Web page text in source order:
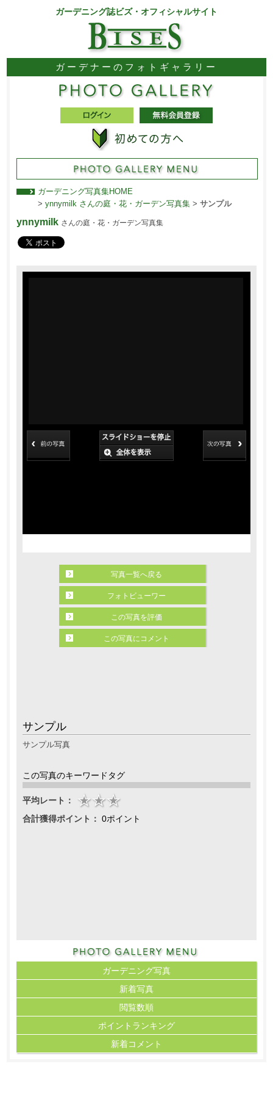
ガーデニング誌ビズ・オフィシャルサイト
ガーデナーのフォトギャラリー
ガーデニング写真集HOME
> ynnymilk さんの庭・花・ガーデン写真集> サンプル
ynnymilk さんの庭・花・ガーデン写真集
サンプル
サンプル写真
この写真のキーワードタグ
平均レート：
合計獲得ポイント： 0ポイント
写真一覧へ戻る
フォトビューワー
この写真を評価
この写真にコメント
ガーデニング写真
新着写真
閲覧数順
ポイント ランキング
新着コメント